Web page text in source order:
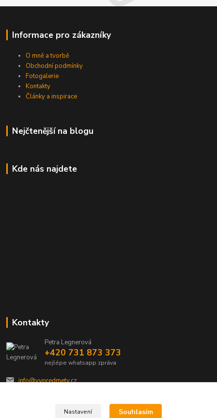
Informace pro zákazníky
O mně a tvorbě
Obchodní podmínky
Fotogalerie
Kontakty
Články a inspirace
Nejčtenější na blogu
Kde nás najdete
Kontakty
Petra Legnerová
+420 731 873 373
nejlépe whatsapp zpráva
info@vvpredmety.cz
Nastavení Souhlasím